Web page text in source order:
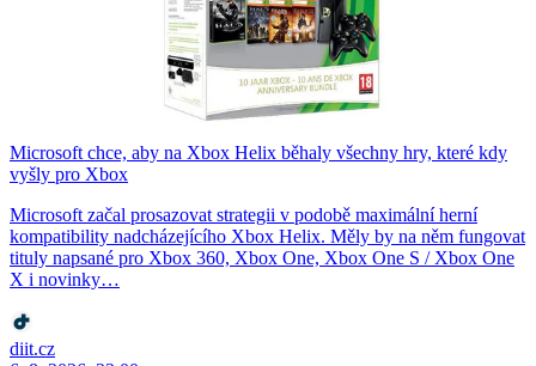
Microsoft chce, aby na Xbox Helix běhaly všechny hry, které kdy
vyšly pro Xbox
Microsoft začal prosazovat strategii v podobě maximální herní
kompatibility nadcházejícího Xbox Helix. Měly by na něm fungovat
tituly napsané pro Xbox 360, Xbox One, Xbox One S / Xbox One
X i novinky…
diit.cz